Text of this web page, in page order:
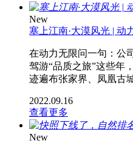
New
塞上江南·大漠风光 | 动
在动力无限问一句：公
驾游“品质之旅”这些年
迹遍布张家界、凤凰
2022.09.16
查看更多
New